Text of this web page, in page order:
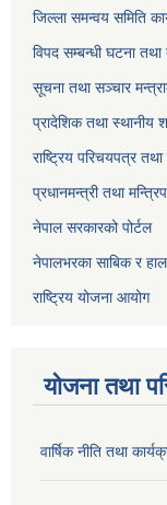
जिल्ला समन्वय समिति
विपद सम्बन्धी घटना
सूचना तथा सञ्चार
प्रादेशिक तथा स्थानीय
राष्ट्रिय परिचयपत्र
प्रधानमन्त्री तथा
नेपाल सरकारको पोर्टल
नेपालभरका साबिक र
राष्ट्रिय योजना आयोग
योजना तथा
वार्षिक नीति तथा